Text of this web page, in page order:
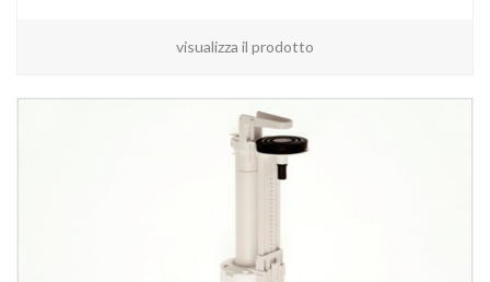
visualizza il prodotto